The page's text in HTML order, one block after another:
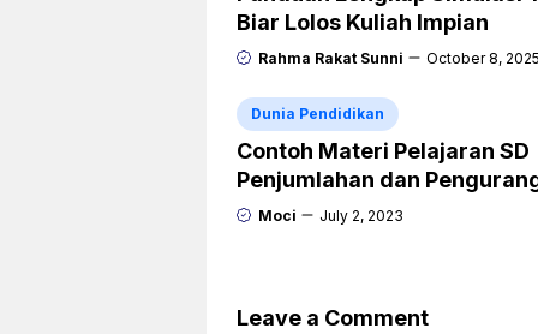
Biar Lolos Kuliah Impian
Rahma Rakat Sunni October 8, 2025
Dunia Pendidikan
Contoh Materi Pelajaran SD
Penjumlahan dan
Moci July 2, 2023
Leave a Comment